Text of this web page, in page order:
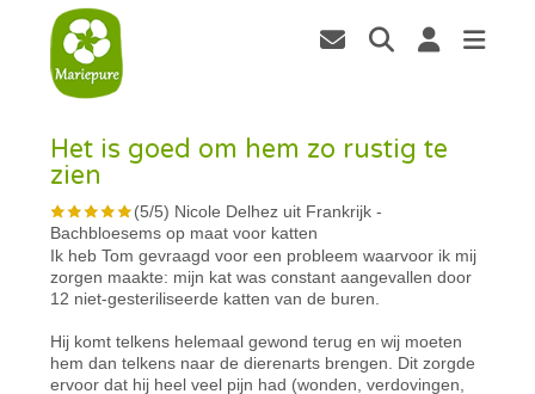
Het is goed om hem zo rustig te
zien
(5/5) Nicole Delhez uit Frankrijk -
Bachbloesems op maat voor katten
Ik heb Tom gevraagd voor een probleem waarvoor ik mij
zorgen maakte: mijn kat was constant aangevallen door
12 niet-gesteriliseerde katten van de buren.
Hij komt telkens helemaal gewond terug en wij moeten
hem dan telkens naar de dierenarts brengen. Dit zorgde
ervoor dat hij heel veel pijn had (wonden, verdovingen,